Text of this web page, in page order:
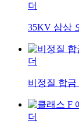
더
35KV 삼상
더
비정질 합금
더